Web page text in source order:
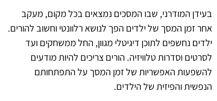
בעידן המודרני, שבו המסכים נמצאים בכל מקום, מעקב
אחר זמן המסך של ילדים הפך לנושא רלוונטי וחשוב להורים.
ילדים נחשפים לתוכן דיגיטלי מגוון, החל ממשחקים ועד
לסרטים וסדרות טלוויזיה. הורים צריכים להיות מודעים
להשפעות האפשריות של זמן המסך על התפתחותם
הנפשית והפיזית של הילדים.